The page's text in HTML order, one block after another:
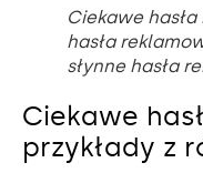
Ciekawe
hasła
słynne hasła
Ciekawe
przykłady z